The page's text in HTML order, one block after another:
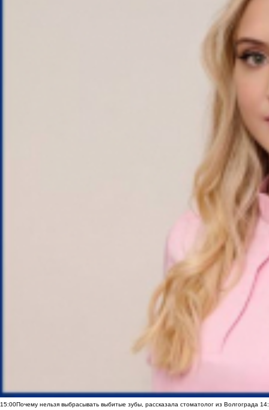
15:00Почему нельзя выбрасывать выбитые зубы, рассказала стоматолог из Волгограда